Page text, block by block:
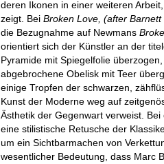
deren Ikonen in einer weiteren
zeigt. Bei Broken Love, (after Barnett
die Bezugnahme auf Newmans
orientiert sich der Künstler an der
Pyramide mit Spiegelfolie
abgebrochene Obelisk mit Teer
einige Tropfen der schwarzen,
Kunst der Moderne weg auf
Ästhetik der Gegenwart verweist.
eine stilistische Retusche der
um ein Sichtbarmachen von
wesentlicher Bedeutung, dass Marc